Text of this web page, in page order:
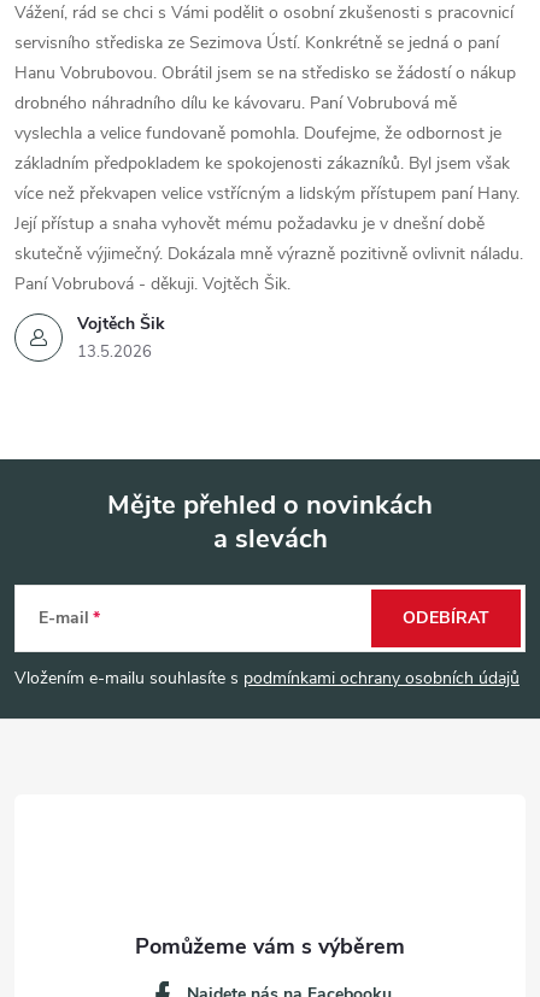
Vojtěch Šik
13.5.2026
Vážení, rád se chci s Vámi podělit o osobní zkušenosti s pracovnicí
servisního střediska ze Sezimova Ústí. Konkrétně se jedná o paní
Hanu Vobrubovou. Obrátil jsem se na středisko se žádostí o nákup
drobného náhradního dílu ke kávovaru. Paní Vobrubová mě
vyslechla a velice fundovaně pomohla. Doufejme, že odbornost je
základním předpokladem ke spokojenosti zákazníků. Byl jsem však
více než překvapen velice vstřícným a lidským přístupem paní Hany.
Její přístup a snaha vyhovět mému požadavku je v dnešní době
skutečně výjimečný. Dokázala mně výrazně pozitivně ovlivnit náladu.
Paní Vobrubová - děkuji. Vojtěch Šik.
p
a
Mějte přehled o novinkách
a slevách
E-mail
Vložením e-mailu souhlasíte s podmínkami ochrany osobních údajů
ODEBÍRAT